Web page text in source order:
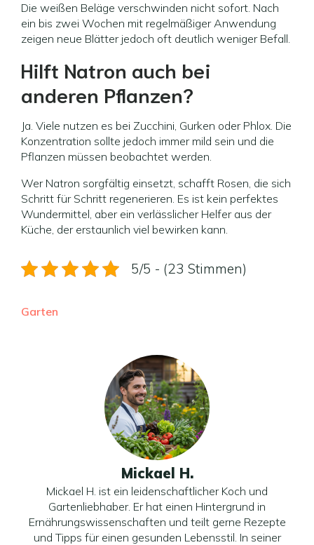
Die weißen Beläge verschwinden nicht sofort. Nach
ein bis zwei Wochen mit regelmäßiger Anwendung
zeigen neue Blätter jedoch oft deutlich weniger Befall.
Hilft Natron auch bei
anderen Pflanzen?
Ja. Viele nutzen es bei Zucchini, Gurken oder Phlox. Die
Konzentration sollte jedoch immer mild sein und die
Pflanzen müssen beobachtet werden.
Wer Natron sorgfältig einsetzt, schafft Rosen, die sich
Schritt für Schritt regenerieren. Es ist kein perfektes
Wundermittel, aber ein verlässlicher Helfer aus der
Küche, der erstaunlich viel bewirken kann.
5/5 - (23 Stimmen)
Garten
Mickael H.
Mickael H. ist ein leidenschaftlicher Koch und
Gartenliebhaber. Er hat einen Hintergrund in
Ernährungswissenschaften und teilt gerne Rezepte
und Tipps für einen gesunden Lebensstil. In seiner